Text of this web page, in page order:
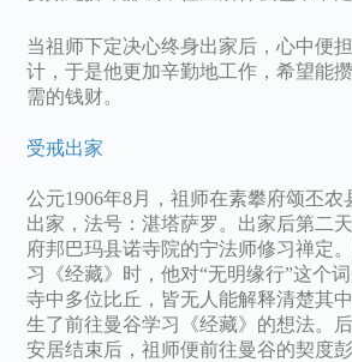
当祖师下定决心终身出家后，心中便
计，于是他更加辛勤地工作，希望能
需的钱财。
受戒出家
公元1906年8月，祖师在素攀府颂丕
出家，法号：湛塔萨罗。出家后第二
府邦巴玛县诺寺院的宁法师修习禅定
习《经藏》时，他对“无明缘行”这个
寺中多位比丘，皆无人能解释清楚其
生了前往曼谷学习《经藏》的想法。
安居结束后，祖师便前往曼谷的契度